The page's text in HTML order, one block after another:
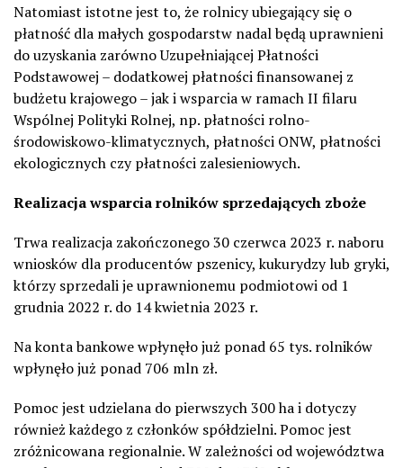
Natomiast istotne jest to, że rolnicy ubiegający się o
płatność dla małych gospodarstw nadal będą uprawnieni
do uzyskania zarówno Uzupełniającej Płatności
Podstawowej – dodatkowej płatności finansowanej z
budżetu krajowego – jak i wsparcia w ramach II filaru
Wspólnej Polityki Rolnej, np. płatności rolno-
środowiskowo-klimatycznych, płatności ONW, płatności
ekologicznych czy płatności zalesieniowych.
Realizacja wsparcia rolników sprzedających zboże
Trwa realizacja zakończonego 30 czerwca 2023 r. naboru
wniosków dla producentów pszenicy, kukurydzy lub gryki,
którzy sprzedali je uprawnionemu podmiotowi od 1
grudnia 2022 r. do 14 kwietnia 2023 r.
Na konta bankowe wpłynęło już ponad 65 tys. rolników
wpłynęło już ponad 706 mln zł.
Pomoc jest udzielana do pierwszych 300 ha i dotyczy
również każdego z członków spółdzielni. Pomoc jest
zróżnicowana regionalnie. W zależności od województwa